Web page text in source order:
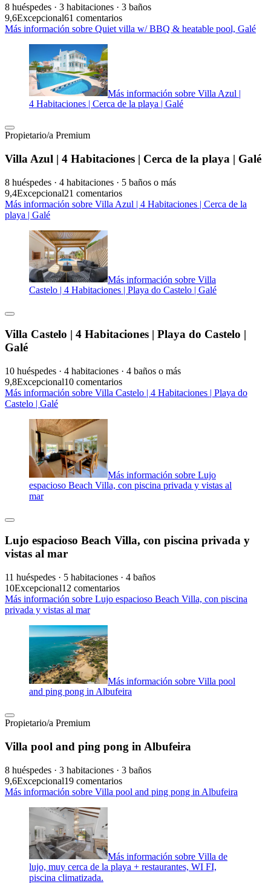
8 huéspedes · 3 habitaciones · 3 baños
9,6Excepcional61 comentarios
Más información sobre Quiet villa w/ BBQ & heatable pool, Galé
Más información sobre Villa Azul |
4 Habitaciones | Cerca de la playa | Galé
Propietario/a Premium
Villa Azul | 4 Habitaciones | Cerca de la playa | Galé
8 huéspedes · 4 habitaciones · 5 baños o más
9,4Excepcional21 comentarios
Más información sobre Villa Azul | 4 Habitaciones | Cerca de la
playa | Galé
Más información sobre Villa
Castelo | 4 Habitaciones | Playa do Castelo | Galé
Villa Castelo | 4 Habitaciones | Playa do Castelo |
Galé
10 huéspedes · 4 habitaciones · 4 baños o más
9,8Excepcional10 comentarios
Más información sobre Villa Castelo | 4 Habitaciones | Playa do
Castelo | Galé
Más información sobre Lujo
espacioso Beach Villa, con piscina privada y vistas al
mar
Lujo espacioso Beach Villa, con piscina privada y
vistas al mar
11 huéspedes · 5 habitaciones · 4 baños
10Excepcional12 comentarios
Más información sobre Lujo espacioso Beach Villa, con piscina
privada y vistas al mar
Más información sobre Villa pool
and ping pong in Albufeira
Propietario/a Premium
Villa pool and ping pong in Albufeira
8 huéspedes · 3 habitaciones · 3 baños
9,6Excepcional19 comentarios
Más información sobre Villa pool and ping pong in Albufeira
Más información sobre Villa de
lujo, muy cerca de la playa + restaurantes, WI FI,
piscina climatizada.